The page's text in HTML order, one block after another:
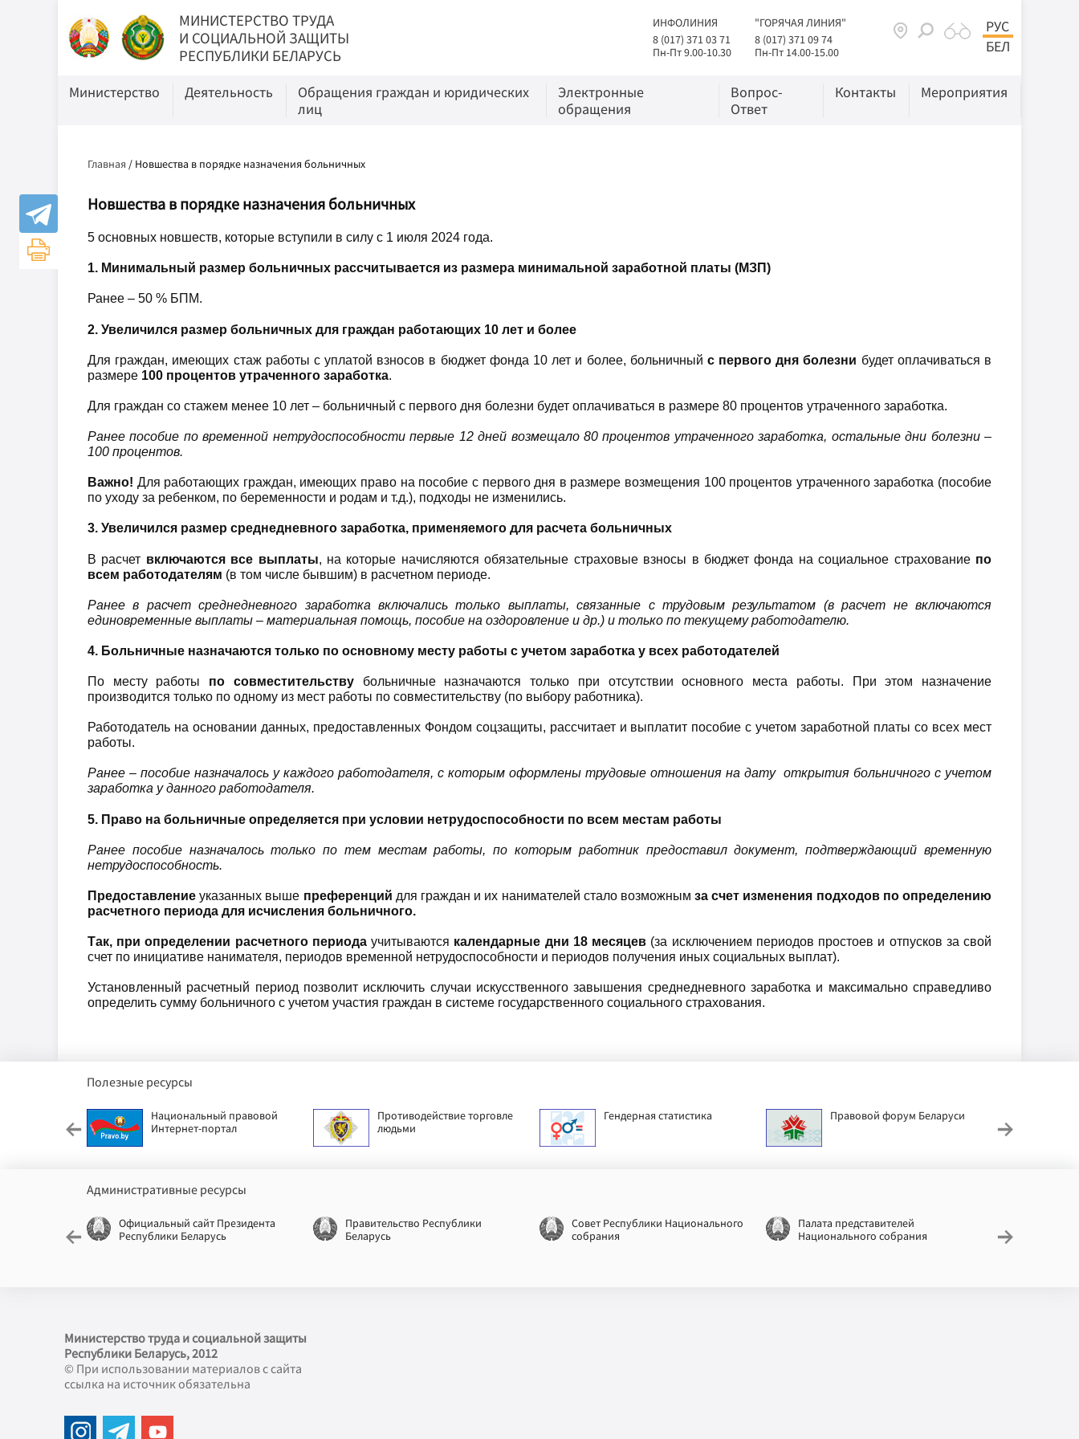
МИНИСТЕРСТВО ТРУДА
И СОЦИАЛЬНОЙ ЗАЩИТЫ
РЕСПУБЛИКИ БЕЛАРУСЬ
ИНФОЛИНИЯ
8 (017) 371 03 71
Пн-Пт 9.00-10.30
"ГОРЯЧАЯ ЛИНИЯ"
8 (017) 371 09 74
Пн-Пт 14.00-15.00
РУС
БЕЛ
Министерство Деятельность
Обращения граждан и юридических
лиц
Электронные
обращения
Вопрос-
Ответ
Контакты Мероприятия
Главная / Новшества в порядке назначения больничных
Новшества в порядке назначения больничных
5 основных новшеств, которые вступили в силу с 1 июля 2024 года.
1. Минимальный размер больничных рассчитывается из размера минимальной заработной платы (МЗП)
Ранее – 50 % БПМ.
2. Увеличился размер больничных для граждан работающих 10 лет и более
Для граждан, имеющих стаж работы с уплатой взносов в бюджет фонда 10 лет и более, больничный с первого дня болезни будет оплачиваться в
размере 100 процентов утраченного заработка.
Для граждан со стажем менее 10 лет – больничный с первого дня болезни будет оплачиваться в размере 80 процентов утраченного заработка.
Ранее пособие по временной нетрудоспособности первые 12 дней возмещало 80 процентов утраченного заработка, остальные дни болезни –
100 процентов.
Важно! Для работающих граждан, имеющих право на пособие с первого дня в размере возмещения 100 процентов утраченного заработка (пособие
по уходу за ребенком, по беременности и родам и т.д.), подходы не изменились.
3. Увеличился размер среднедневного заработка, применяемого для расчета больничных
В расчет включаются все выплаты, на которые начисляются обязательные страховые взносы в бюджет фонда на социальное страхование по
всем работодателям (в том числе бывшим) в расчетном периоде.
Ранее в расчет среднедневного заработка включались только выплаты, связанные с трудовым результатом (в расчет не включаются
единовременные выплаты – материальная помощь, пособие на оздоровление и др.) и только по текущему работодателю.
4. Больничные назначаются только по основному месту работы с учетом заработка у всех работодателей
По месту работы по совместительству больничные назначаются только при отсутствии основного места работы. При этом назначение
производится только по одному из мест работы по совместительству (по выбору работника).
Работодатель на основании данных, предоставленных Фондом соцзащиты, рассчитает и выплатит пособие с учетом заработной платы со всех мест
работы.
Ранее – пособие назначалось у каждого работодателя, с которым оформлены трудовые отношения на дату открытия больничного с учетом
заработка у данного работодателя.
5. Право на больничные определяется при условии нетрудоспособности по всем местам работы
Ранее пособие назначалось только по тем местам работы, по которым работник предоставил документ, подтверждающий временную
нетрудоспособность.
Предоставление указанных выше преференций для граждан и их нанимателей стало возможнымза счет изменения подходов по определению
расчетного периода для исчисления больничного.
Так, при определении расчетного периодаучитываются календарные дни 18 месяцев (за исключением периодов простоев и отпусков за свой
счет по инициативе нанимателя, периодов временной нетрудоспособности и периодов получения иных социальных выплат).
Установленный расчетный период позволит исключить случаи искусственного завышения среднедневного заработка и максимально справедливо
определить сумму больничного с учетом участия граждан в системе государственного социального страхования.
Полезные ресурсы
Национальный правовой
Интернет-портал
Противодействие торговле
людьми
Гендерная статистика Правовой форум Беларуси
Административные ресурсы
Официальный сайт Президента
Республики Беларусь
Правительство Республики
Беларусь
Совет Республики Национального
собрания
Палата представителей
Национального собрания
Министерство труда и социальной защиты
Республики Беларусь, 2012
© При использовании материалов с сайта
ссылка на источник обязательна